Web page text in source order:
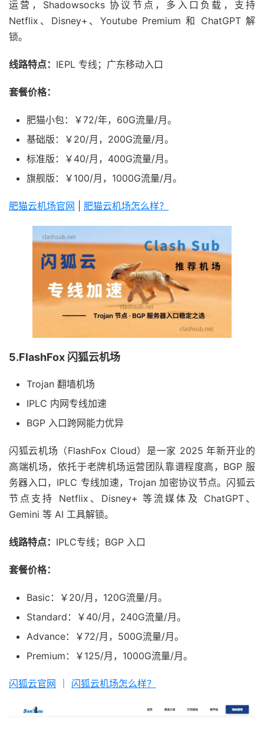
运营，Shadowsocks 协议节点，多入口负载，支持
Netflix、Disney+、Youtube Premium 和 ChatGPT 解
锁。
线路特点： IEPL 专线；广东移动入口
套餐价格：
肥猫小包：￥72/年，60G流量/月。
基础版：￥20/月，200G流量/月。
标准版：￥40/月，400G流量/月。
旗舰版：￥100/月，1000G流量/月。
肥猫云机场官网 肥猫云机场怎么样？
5.FlashFox 闪狐云机场
Trojan 翻墙机场
IPLC 内网专线加速
BGP 入口跨网能力优异
闪狐云机场（FlashFox Cloud）是一家 2025 年新开业的
高端机场，依托于老牌机场运营团队靠谱程度高，BGP 服
务器入口，IPLC 专线加速，Trojan 加密协议节点。闪狐云
节点支持 Netflix、Disney+ 等流媒体及 ChatGPT、
Gemini 等 AI 工具解锁。
线路特点： IPLC专线；BGP 入口
套餐价格：
Basic：￥20/月，120G流量/月。
Standard：￥40/月，240G流量/月。
Advance：￥72/月，500G流量/月。
Premium：￥125/月，1000G流量/月。
闪狐云官网 闪狐云机场怎么样？